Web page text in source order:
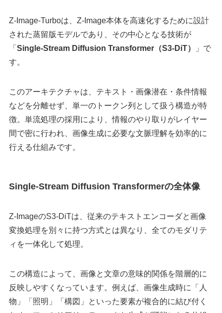
Z-Image-Turboは、Z-Image本体を高速化するために設計
された蒸留版モデルであり、その中心となる技術が
「 Single-Stream Diffusion Transformer（S3-DiT）
」で
す。
このアーキテクチャは、テキスト・画像潜在・条件情報
などを分離せず、単一のトークン列として扱う構造が特
徴。単流処理の採用により、情報のやり取りがレイヤー
間で密に行われ、画像生成に必要な文脈理解を効率的に
行える仕組みです。
Single-Stream Diffusion Transformerの全体像
Z-ImageのS3-DiTは、従来のテキストエンコーダと画像
変換処理を別々に持つ方式とは異なり、全てのモダリテ
ィを一体化して処理。
この構造によって、画像と文章の意味的関係を階層的に
反映しやすくなっています。例えば、画像生成時に「人
物」「照明」「構図」といった要素が複合的に結び付く